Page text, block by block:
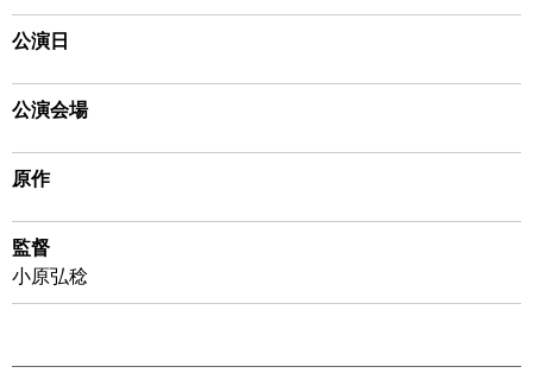
公演日
公演会場
原作
監督
小原弘稔